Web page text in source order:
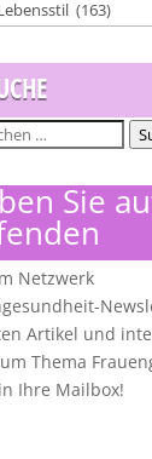
Sie
Netzwerk
Artikel und
Thema
Ihre Mailbox!